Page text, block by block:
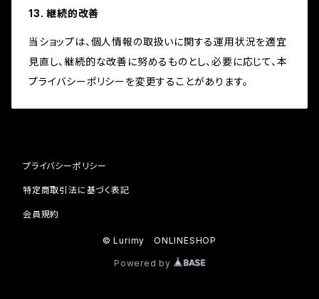
13. 継続的改善
当ショップは、個人情報の取扱いに関する運用状況を適宜
見直し、継続的な改善に努めるものとし、必要に応じて、本
プライバシーポリシーを変更することがあります。
プライバシーポリシー
特定商取引法に基づく表記
会員規約
© Lurimy ONLINESHOP
Powered by